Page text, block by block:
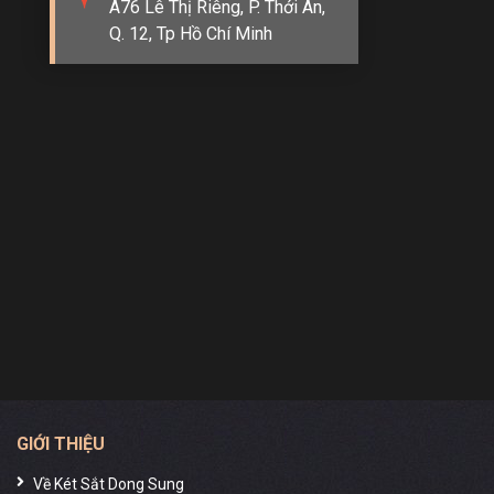
nào. Dưới đây là những chia sẻ quan trọng bạn cần
quan tâm, để giúp bạn đưa ra quyết định chính xác
cho lựa chọn của mình.
thống khóa an toàn.
A76 Lê Thị Riêng, P. Thới An,
Q. 12, Tp Hồ Chí Minh
GIỚI THIỆU
Về Két Sắt Dong Sung